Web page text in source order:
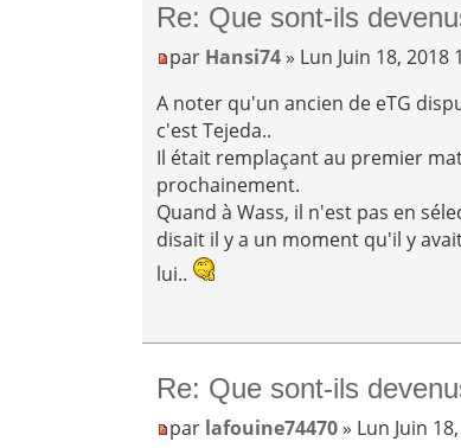
Re: Que sont-ils
par Hansi74 » Lun Juin 18, 2018
A noter qu'un ancien de eTG
c'est Tejeda..
Il était remplaçant au premier
prochainement.
Quand à Wass, il n'est pas en
disait il y a un moment qu'il y
lui..
Re: Que sont-ils
par lafouine74470» Lun Juin